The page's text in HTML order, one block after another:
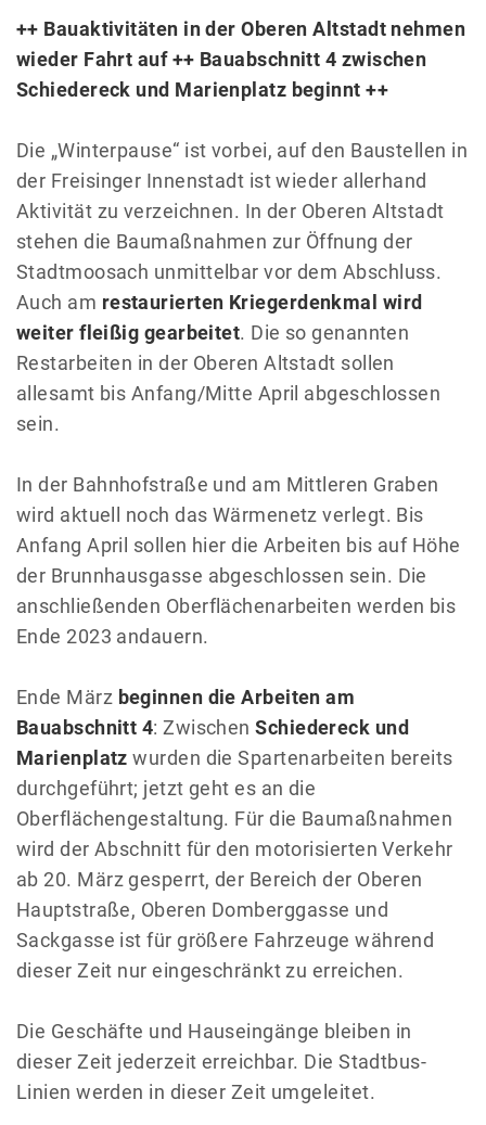
++ Bauaktivitäten in der Oberen Altstadt nehmen
wieder Fahrt auf ++ Bauabschnitt 4 zwischen
Schiedereck und Marienplatz beginnt ++
Die „Winterpause“ ist vorbei, auf den Baustellen in
der Freisinger Innenstadt ist wieder allerhand
Aktivität zu verzeichnen. In der Oberen Altstadt
stehen die Baumaßnahmen zur Öffnung der
Stadtmoosach unmittelbar vor dem Abschluss.
Auch am restaurierten Kriegerdenkmal wird
weiter fleißig gearbeitet. Die so genannten
Restarbeiten in der Oberen Altstadt sollen
allesamt bis Anfang/Mitte April abgeschlossen
sein.
In der Bahnhofstraße und am Mittleren Graben
wird aktuell noch das Wärmenetz verlegt. Bis
Anfang April sollen hier die Arbeiten bis auf Höhe
der Brunnhausgasse abgeschlossen sein. Die
anschließenden Oberflächenarbeiten werden bis
Ende 2023 andauern.
Ende März beginnen die Arbeiten am
Bauabschnitt 4: ZwischenSchiedereck und
Marienplatz wurden die Spartenarbeiten bereits
durchgeführt; jetzt geht es an die
Oberflächengestaltung. Für die Baumaßnahmen
wird der Abschnitt für den motorisierten Verkehr
ab 20. März gesperrt, der Bereich der Oberen
Hauptstraße, Oberen Domberggasse und
Sackgasse ist für größere Fahrzeuge während
dieser Zeit nur eingeschränkt zu erreichen.
Die Geschäfte und Hauseingänge bleiben in
dieser Zeit jederzeit erreichbar. Die Stadtbus-
Linien werden in dieser Zeit umgeleitet.